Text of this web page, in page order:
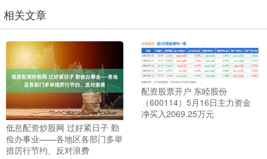
相关文章
低息配资炒股网 过好紧日子 勤
俭办事业——各地区各部门多举
措厉行节约、反对浪费
配资股票开户 东睦股份
（600114）5月16日主力资金
净买入2069.25万元